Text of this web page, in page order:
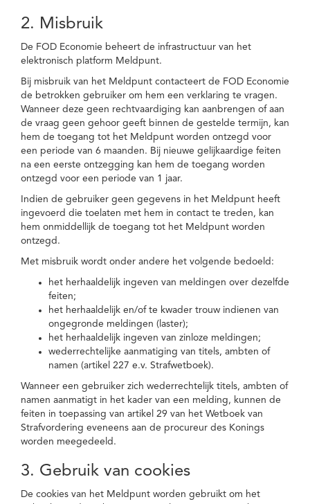
2. Misbruik
De FOD Economie beheert de infrastructuur van het
elektronisch platform Meldpunt.
Bij misbruik van het Meldpunt contacteert de FOD Economie
de betrokken gebruiker om hem een verklaring te vragen.
Wanneer deze geen rechtvaardiging kan aanbrengen of aan
de vraag geen gehoor geeft binnen de gestelde termijn, kan
hem de toegang tot het Meldpunt worden ontzegd voor
een periode van 6 maanden. Bij nieuwe gelijkaardige feiten
na een eerste ontzegging kan hem de toegang worden
ontzegd voor een periode van 1 jaar.
Indien de gebruiker geen gegevens in het Meldpunt heeft
ingevoerd die toelaten met hem in contact te treden, kan
hem onmiddellijk de toegang tot het Meldpunt worden
ontzegd.
Met misbruik wordt onder andere het volgende bedoeld:
het herhaaldelijk ingeven van meldingen over dezelfde
feiten;
het herhaaldelijk en/of te kwader trouw indienen van
ongegronde meldingen (laster);
het herhaaldelijk ingeven van zinloze meldingen;
wederrechtelijke aanmatiging van titels, ambten of
namen (artikel 227 e.v. Strafwetboek).
Wanneer een gebruiker zich wederrechtelijk titels, ambten of
namen aanmatigt in het kader van een melding, kunnen de
feiten in toepassing van artikel 29 van het Wetboek van
Strafvordering eveneens aan de procureur des Konings
worden meegedeeld.
3. Gebruik van cookies
De cookies van het Meldpunt worden gebruikt om het